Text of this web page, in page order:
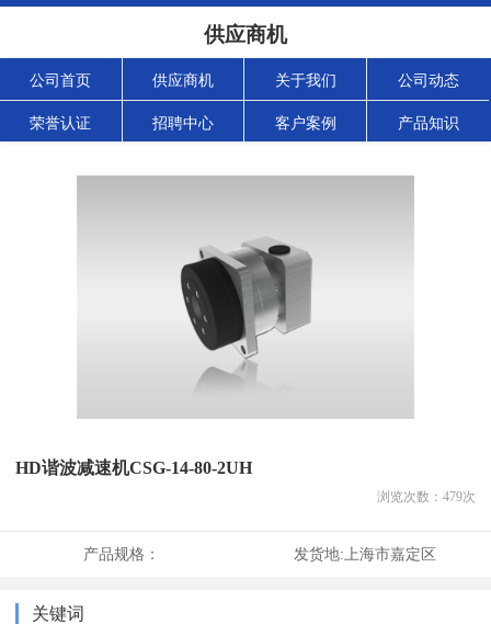
供应商机
公司首页 供应商机 关于我们 公司动态
荣誉认证 招聘中心 客户案例 产品知识
HD谐波减速机CSG-14-80-2UH
浏览次数： 479次
产品规格： 发货地: 上海市嘉定区
关键词